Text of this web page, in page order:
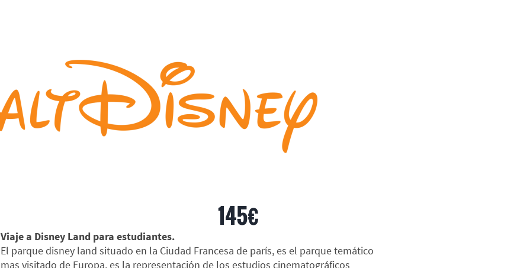
145€
Viaje a Disney Land para estudiantes.
El parque disney land situado en la Ciudad Francesa de parís, es el parque temático
mas visitado de Europa, es la representación de los estudios cinematográficos